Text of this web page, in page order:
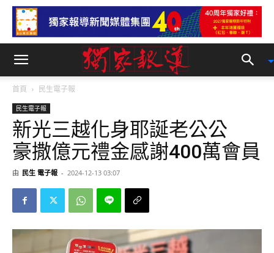
首頁 民生電子報
民生電子報
新光三越化身耶誕老公公
豪撒億元禮金感謝400萬會員
由 民生 電子報 - 2024-12-13 03:07